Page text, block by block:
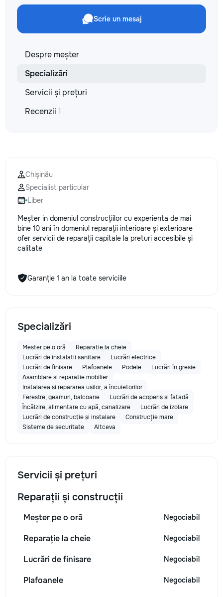
Scrie un mesaj
Despre meșter
Specializări
Servicii și prețuri
Recenzii 1
Chișinău
Specialist particular
Liber
Meșter in domeniul construcțiilor cu experienta de mai
bine 10 ani în domeniul reparații interioare și exterioare
ofer servicii de reparații capitale la preturi accesibile și
calitate
Garanție 1 an la toate serviciile
Specializări
Meșter pe o oră
Reparație la cheie
Lucrări de instalații sanitare
Lucrări electrice
Lucrări de finisare
Plafoanele Podele
Lucrări în gresie
Asamblare și reparație mobilier
Instalarea și repararea ușilor, a încuietorilor
Ferestre, geamuri, balcoane
Lucrări de acoperiș și fațadă
Încălzire, alimentare cu apă, canalizare
Lucrări de izolare
Lucrări de construcție și instalare
Construcție mare
Sisteme de securitate
Altceva
Servicii și prețuri
Reparații și construcții
Meșter pe o oră Negociabil
Reparație la cheie Negociabil
Lucrări de finisare Negociabil
Plafoanele Negociabil